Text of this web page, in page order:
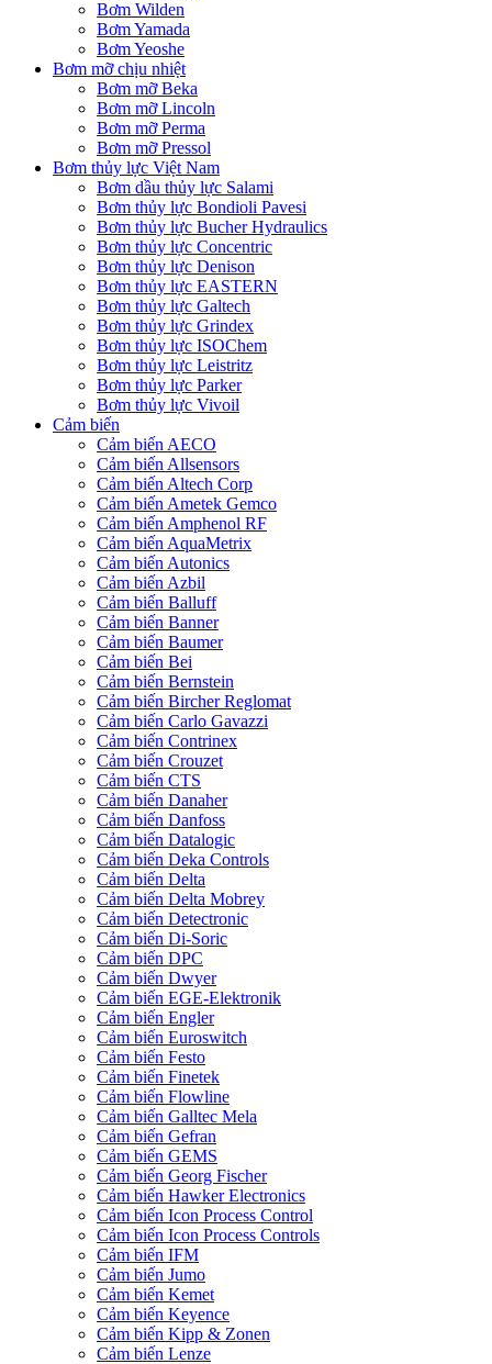
Bơm Wilden
Bơm Yamada
Bơm Yeoshe
Bơm mỡ chịu nhiệt
Bơm mỡ Beka
Bơm mỡ Lincoln
Bơm mỡ Perma
Bơm mỡ Pressol
Bơm thủy lực Việt Nam
Bơm dầu thủy lực Salami
Bơm thủy lực Bondioli Pavesi
Bơm thủy lực Bucher Hydraulics
Bơm thủy lực Concentric
Bơm thủy lực Denison
Bơm thủy lực EASTERN
Bơm thủy lực Galtech
Bơm thủy lực Grindex
Bơm thủy lực ISOChem
Bơm thủy lực Leistritz
Bơm thủy lực Parker
Bơm thủy lực Vivoil
Cảm biến
Cảm biến AECO
Cảm biến Allsensors
Cảm biến Altech Corp
Cảm biến Ametek Gemco
Cảm biến Amphenol RF
Cảm biến AquaMetrix
Cảm biến Autonics
Cảm biến Azbil
Cảm biến Balluff
Cảm biến Banner
Cảm biến Baumer
Cảm biến Bei
Cảm biến Bernstein
Cảm biến Bircher Reglomat
Cảm biến Carlo Gavazzi
Cảm biến Contrinex
Cảm biến Crouzet
Cảm biến CTS
Cảm biến Danaher
Cảm biến Danfoss
Cảm biến Datalogic
Cảm biến Deka Controls
Cảm biến Delta
Cảm biến Delta Mobrey
Cảm biến Detectronic
Cảm biến Di-Soric
Cảm biến DPC
Cảm biến Dwyer
Cảm biến EGE-Elektronik
Cảm biến Engler
Cảm biến Euroswitch
Cảm biến Festo
Cảm biến Finetek
Cảm biến Flowline
Cảm biến Galltec Mela
Cảm biến Gefran
Cảm biến GEMS
Cảm biến Georg Fischer
Cảm biến Hawker Electronics
Cảm biến Icon Process Control
Cảm biến Icon Process Controls
Cảm biến IFM
Cảm biến Jumo
Cảm biến Kemet
Cảm biến Keyence
Cảm biến Kipp & Zonen
Cảm biến Lenze